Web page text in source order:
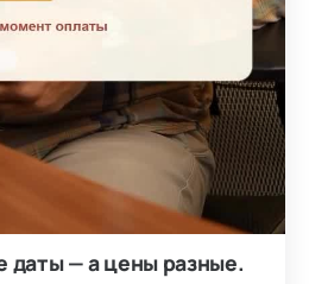
даты — а цены разные.